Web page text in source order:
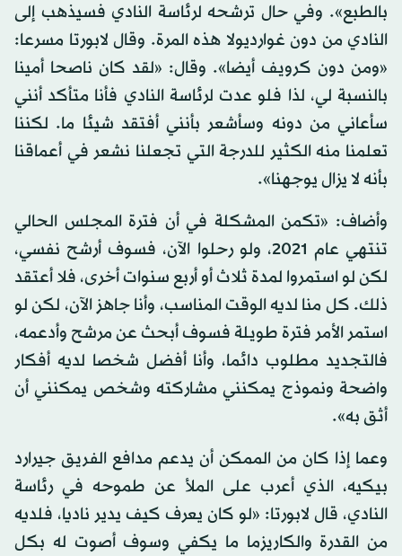
بالطبع». وفي حال ترشحه لرئاسة النادي فسيذهب إلى
النادي من دون غوارديولا هذه المرة. وقال لابورتا مسرعا:
«ومن دون كرويف أيضا». وقال: «لقد كان ناصحا أمينا
بالنسبة لي، لذا فلو عدت لرئاسة النادي فأنا متأكد أنني
سأعاني من دونه وسأشعر بأنني أفتقد شيئا ما. لكننا
تعلمنا منه الكثير للدرجة التي تجعلنا نشعر في أعماقنا
بأنه لا يزال يوجهنا».
وأضاف: «تكمن المشكلة في أن فترة المجلس الحالي
تنتهي عام 2021، ولو رحلوا الآن، فسوف أرشح نفسي،
لكن لو استمروا لمدة ثلاث أو أربع سنوات أخرى، فلا أعتقد
ذلك. كل منا لديه الوقت المناسب، وأنا جاهز الآن، لكن لو
استمر الأمر فترة طويلة فسوف أبحث عن مرشح وأدعمه،
فالتجديد مطلوب دائما، وأنا أفضل شخصا لديه أفكار
واضحة ونموذج يمكنني مشاركته وشخص يمكنني أن
أثق به».
وعما إذا كان من الممكن أن يدعم مدافع الفريق جيرارد
بيكيه، الذي أعرب على الملأ عن طموحه في رئاسة
النادي، قال لابورتا: «لو كان يعرف كيف يدير ناديا، فلديه
من القدرة والكاريزما ما يكفي وسوف أصوت له بكل